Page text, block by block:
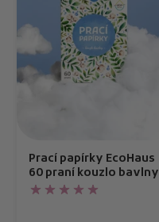
Prací papírky EcoHaus
60 praní kouzlo bavlny